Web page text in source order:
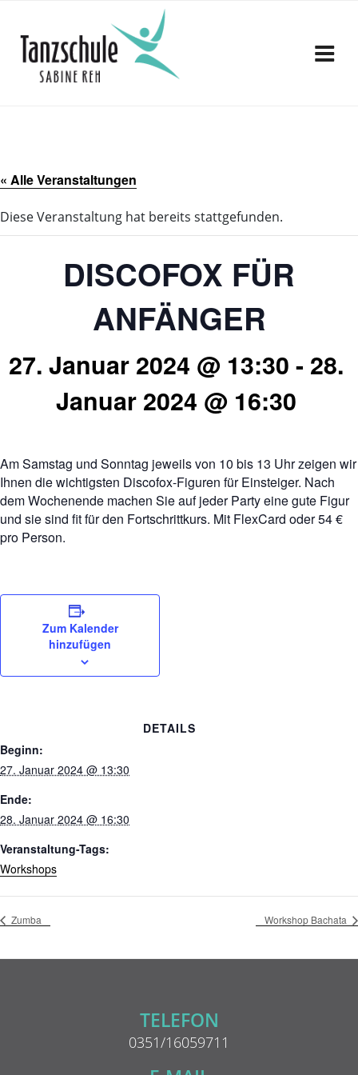
springen
« Alle Veranstaltungen
Diese Veranstaltung hat bereits stattgefunden.
DISCOFOX FÜR
ANFÄNGER
27. Januar 2024 @ 13:30 - 28.
Januar 2024 @ 16:30
Am Samstag und Sonntag jeweils von 10 bis 13 Uhr zeigen wir
Ihnen die wichtigsten Discofox-Figuren für Einsteiger. Nach
dem Wochenende machen Sie auf jeder Party eine gute Figur
und sie sind fit für den Fortschrittkurs. Mit FlexCard oder 54 €
pro Person.
Zum Kalender
hinzufügen
DETAILS
Beginn:
27. Januar 2024 @ 13:30
Ende:
28. Januar 2024 @ 16:30
Veranstaltung-Tags:
Workshops
Zumba Workshop Bachata
TELEFON
0351/16059711